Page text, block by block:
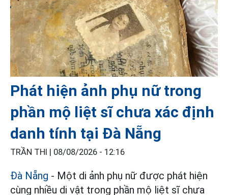
Phát hiện ảnh phụ nữ trong
phần mộ liệt sĩ chưa xác định
danh tính tại Đà Nẵng
TRẦN THI | 08/08/2026 - 12:16
Đà Nẵng - Một di ảnh phụ nữ được phát hiện
cùng nhiều di vật trong phần mộ liệt sĩ chưa